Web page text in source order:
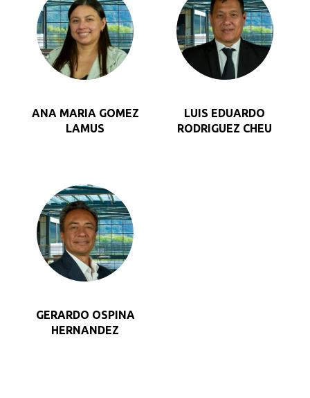
ANA MARIA GOMEZ
LAMUS
LUIS EDUARDO
RODRIGUEZ CHEU
GERARDO OSPINA
HERNANDEZ
Busca en la escuela
Buscar en: *